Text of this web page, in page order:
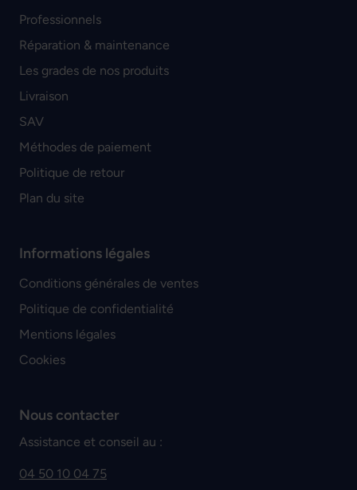
Professionnels
Réparation & maintenance
Les grades de nos produits
Livraison
SAV
Méthodes de paiement
Politique de retour
Plan du site
Informations légales
Conditions générales de ventes
Politique de confidentialité
Mentions légales
Cookies
Nous contacter
Assistance et conseil au :
04 50 10 04 75